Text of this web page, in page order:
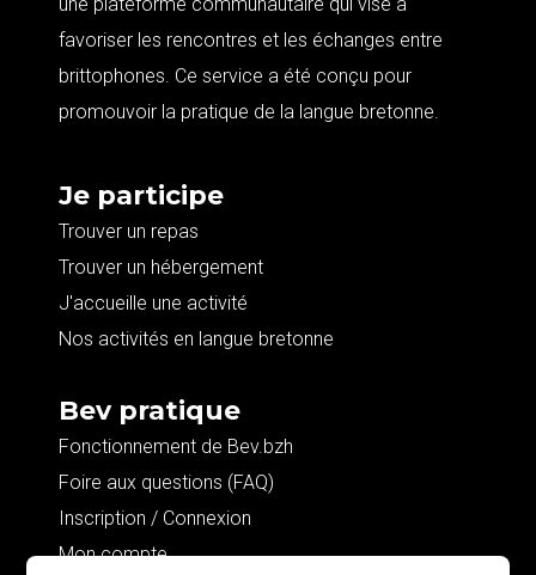
favoriser les rencontres et les échanges entre
brittophones. Ce service a été conçu pour
promouvoir la pratique de la langue bretonne.
Je participe
Trouver un repas
Trouver un hébergement
J'accueille une activité
Nos activités en langue bretonne
Bev pratique
Fonctionnement de Bev.bzh
Foire aux questions (FAQ)
Inscription / Connexion
Mon compte